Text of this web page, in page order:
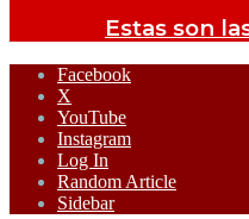
Estas son
Facebook
X
YouTube
Instagram
Log In
Random Article
Sidebar